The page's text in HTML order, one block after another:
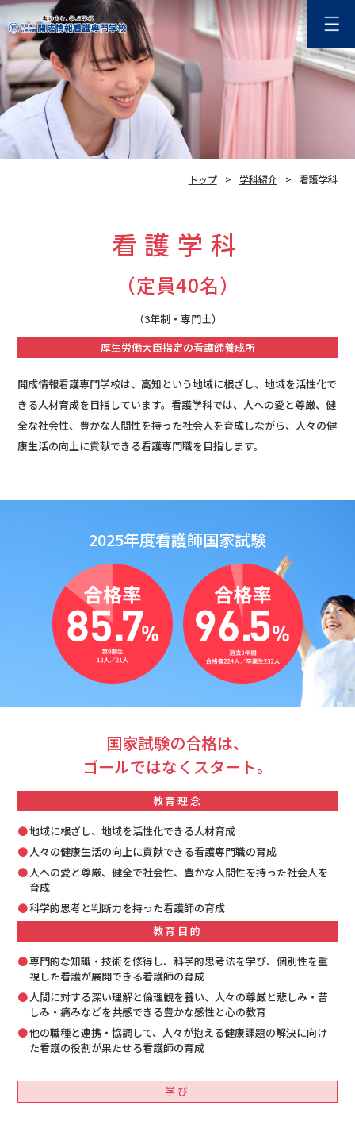
トップ 学科紹介 看護学科
看護学科
（定員40名）
（3年制・専門士）
厚生労働大臣指定の看護師養成所
開成情報看護専門学校は、高知という地域に根ざし、地域を活性化で
きる人材育成を目指しています。看護学科では、人への愛と尊厳、健
全な社会性、豊かな人間性を持った社会人を育成しながら、人々の健
康生活の向上に貢献できる看護専門職を目指します。
2025年度看護師国家試験
国家試験の合格は、
ゴールではなくスタート。
教育理念
地域に根ざし、地域を活性化できる人材育成
人々の健康生活の向上に貢献できる看護専門職の育成
人への愛と尊厳、健全で社会性、豊かな人間性を持った社会人を
育成
科学的思考と判断力を持った看護師の育成
教育目的
専門的な知識・技術を修得し、科学的思考法を学び、個別性を重
視した看護が展開できる看護師の育成
人間に対する深い理解と倫理観を養い、人々の尊厳と悲しみ・苦
しみ・痛みなどを共感できる豊かな感性と心の教育
他の職種と連携・協調して、人々が抱える健康課題の解決に向け
た看護の役割が果たせる看護師の育成
学び